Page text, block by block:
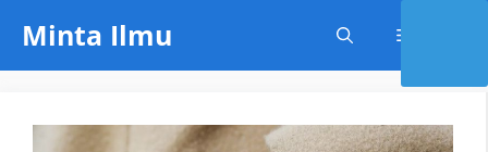
content
Minta Ilmu